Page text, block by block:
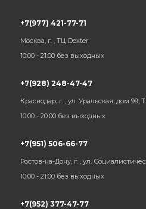
+7(977) 421-77-71
Москва, г. , ТЦ Dexter
10:00 - 21:00 без выходных
+7(928) 248-47-47
Краснодар, г. , ул. Уральская, дом 99,
10:00 - 20:00 без выходных
+7(951) 506-66-77
Ростов-на-Дону, г. , ул.
10:00 - 21:00 без выходных
+7(952) 377-47-77